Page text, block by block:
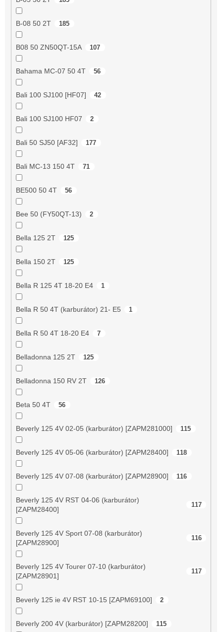
B-08 50 2T 185
B08 50 ZN50QT-15A 107
Bahama MC-07 50 4T 56
Bali 100 SJ100 [HF07] 42
Bali 100 SJ100 HF07 2
Bali 50 SJ50 [AF32] 177
Bali MC-13 150 4T 71
BE500 50 4T 56
Bee 50 (FY50QT-13) 2
Bella 125 2T 125
Bella 150 2T 125
Bella R 125 4T 18-20 E4 1
Bella R 50 4T (karburátor) 21- E5 1
Bella R 50 4T 18-20 E4 7
Belladonna 125 2T 125
Belladonna 150 RV 2T 126
Beta 50 4T 56
Beverly 125 4V 02-05 (karburátor) [ZAPM281000] 115
Beverly 125 4V 05-06 (karburátor) [ZAPM28400] 118
Beverly 125 4V 07-08 (karburátor) [ZAPM28900] 116
Beverly 125 4V RST 04-06 (karburátor)
[ZAPM28400]
117
Beverly 125 4V Sport 07-08 (karburátor)
[ZAPM28900]
116
Beverly 125 4V Tourer 07-10 (karburátor)
[ZAPM28901]
117
Beverly 125 ie 4V RST 10-15 [ZAPM69100] 2
Beverly 200 4V (karburátor) [ZAPM28200] 115